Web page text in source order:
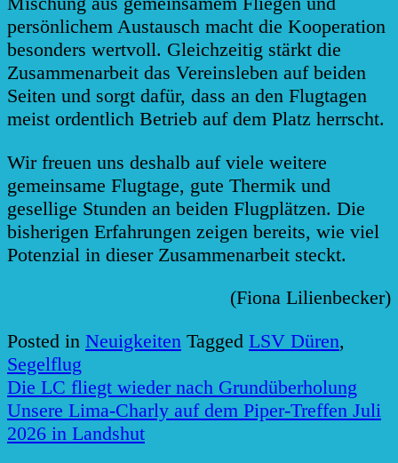
persönlichem Austausch macht die Kooperation
besonders wertvoll. Gleichzeitig stärkt die
Zusammenarbeit das Vereinsleben auf beiden
Seiten und sorgt dafür, dass an den Flugtagen
meist ordentlich Betrieb auf dem Platz herrscht.
Wir freuen uns deshalb auf viele weitere
gemeinsame Flugtage, gute Thermik und
gesellige Stunden an beiden Flugplätzen. Die
bisherigen Erfahrungen zeigen bereits, wie viel
Potenzial in dieser Zusammenarbeit steckt.
(Fiona Lilienbecker)
Posted in Neuigkeiten Tagged LSV Düren,
Segelflug
Beitragsnavigation
Die LC fliegt wieder nach Grundüberholung
Unsere Lima-Charly auf dem Piper-Treffen Juli
2026 in Landshut